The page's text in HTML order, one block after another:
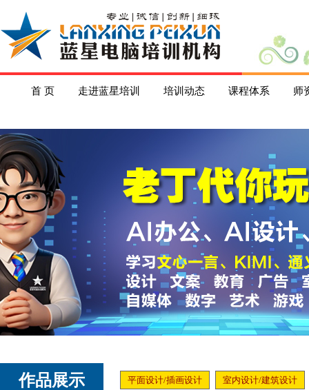
首 页 走进蓝星培训 培训动态 课程体系 师
作品展示 平面设计/插画设计 室内设计/建筑设计